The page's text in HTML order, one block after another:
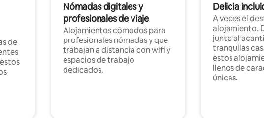
de
Nómadas digitales y
profesionales de viaje
Alojamientos cómodos para
profesionales nómadas y que
trabajan a distancia con wifi y
espacios de trabajo
dedicados.
Delicia
A veces el
alojamiento.
junto al
tranquilas
estos
llenos de
únicas.